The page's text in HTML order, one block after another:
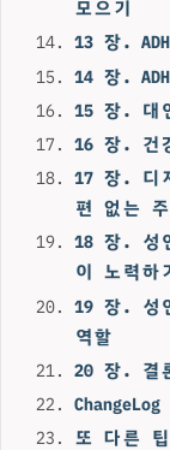
모으기
13 장.
14 장.
15 장. 대
16 장. 건
17 장. 디
편 없는
18 장. 성
이 노력하
19 장. 성
역할
20 장. 결
ChangeLog
또 다른 팁